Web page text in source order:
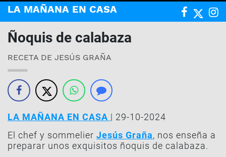
LA MAÑANA EN CASA
Ñoquis de calabaza
RECETA DE JESÚS GRAÑA
LA MAÑANA EN CASA | 29-10-2024
El chef y sommelier Jesús Graña, nos enseña a
preparar unos exquisitos ñoquis de calabaza.